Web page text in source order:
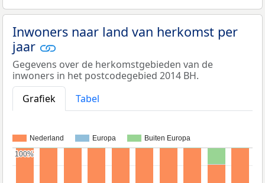
Inwoners naar land van herkomst per
jaar
Gegevens over de herkomstgebieden van de
inwoners in het postcodegebied 2014 BH.
Grafiek
Tabel
Nederland Europa Buiten Europa
100%
100%